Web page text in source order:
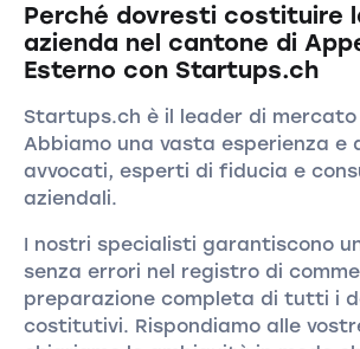
Perché dovresti costituire
azienda nel cantone di
Esterno con Startups.ch
Startups.ch è il leader di mercato
Abbiamo una vasta esperienza e
avvocati, esperti di fiducia e
aziendali.
I nostri specialisti garantiscono
senza errori nel registro di
preparazione completa di tutti i
costitutivi. Rispondiamo alle